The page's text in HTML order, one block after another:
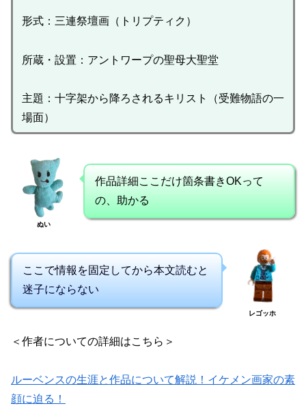
形式：三連祭壇画（トリプティク）
所蔵・設置：アントワープの聖母大聖堂
主題：十字架から降ろされるキリスト（受難物語の一
場面）
ぬい
作品詳細ここだけ箇条書きOKって
の、助かる
ここで情報を固定してから本文読むと
迷子にならない
レゴッホ
＜作者についての詳細はこちら＞
ルーベンスの生涯と作品について解説！イケメン画家の素
顔に迫る！